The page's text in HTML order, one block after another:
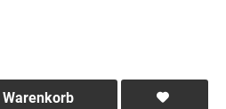
Warenkorb